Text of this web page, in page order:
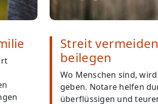
Streit
beilegen
Wo Menschen sind,
geben. Notare helfen
überflüssigen und